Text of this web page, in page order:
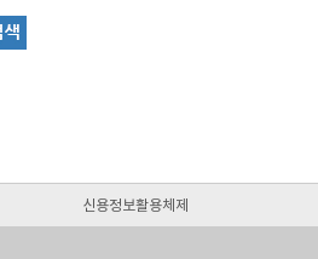
신용정보활용체제